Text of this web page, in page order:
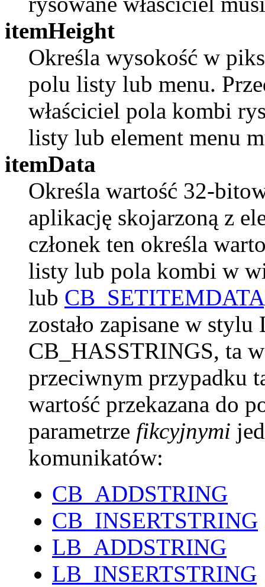
itemHeight
Określa wysokość w
polu listy lub menu.
właściciel pola kombi
listy lub element menu
itemData
Określa wartość 32-
aplikację skojarzoną z
członek ten określa
listy lub pola kombi w
lub CB_SETITEMDATA
zostało zapisane w
CB_HASSTRINGS, ta
przeciwnym przypadku
wartość przekazana do
parametrze fikcyjnymi
komunikatów:
CB_ADDSTRING
CB_INSERTSTRING
LB_ADDSTRING
LB_INSERTSTRING